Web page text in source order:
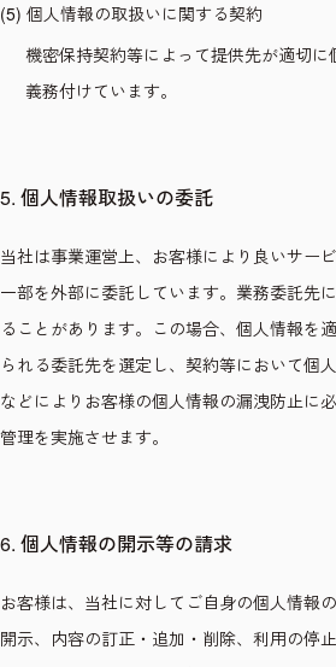
(5) 個人情報の取扱いに関する契約
機密保持契約等によって提供先が適切に
義務付けています。
5. 個人情報取扱いの委託
当社は事業運営上、お客様により良いサー
一部を外部に委託しています。業務委託先
ることがあります。この場合、個人情報を
られる委託先を選定し、契約等において個
などによりお客様の個人情報の漏洩防止に
管理を実施させます。
6. 個人情報の開示等の請求
お客様は、当社に対してご自身の個人情報
開示、内容の訂正・追加・削除、利用の停